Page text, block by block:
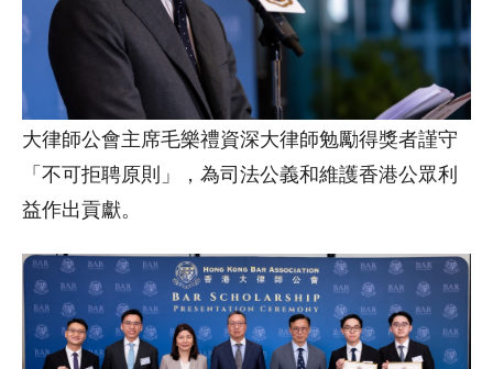
大律師公會主席毛樂禮資深大律師勉勵得獎者謹守
「不可拒聘原則」，為司法公義和維護香港公眾利
益作出貢獻。